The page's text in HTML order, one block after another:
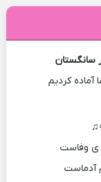
سانگستان
آماده کردیم
ی وفاست
آدماست